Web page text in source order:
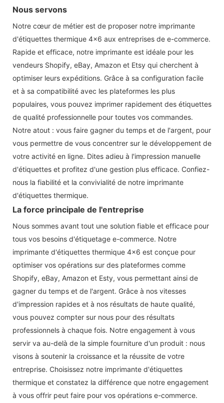
Nous servons
Notre cœur de métier est de proposer notre imprimante
d'étiquettes thermique 4x6 aux entreprises de e-commerce.
Rapide et efficace, notre imprimante est idéale pour les
vendeurs Shopify, eBay, Amazon et Etsy qui cherchent à
optimiser leurs expéditions. Grâce à sa configuration facile
et à sa compatibilité avec les plateformes les plus
populaires, vous pouvez imprimer rapidement des étiquettes
de qualité professionnelle pour toutes vos commandes.
Notre atout : vous faire gagner du temps et de l'argent, pour
vous permettre de vous concentrer sur le développement de
votre activité en ligne. Dites adieu à l'impression manuelle
d'étiquettes et profitez d'une gestion plus efficace. Confiez-
nous la fiabilité et la convivialité de notre imprimante
d'étiquettes thermique.
La force principale de l'entreprise
Nous sommes avant tout une solution fiable et efficace pour
tous vos besoins d'étiquetage e-commerce. Notre
imprimante d'étiquettes thermique 4x6 est conçue pour
optimiser vos opérations sur des plateformes comme
Shopify, eBay, Amazon et Esty, vous permettant ainsi de
gagner du temps et de l'argent. Grâce à nos vitesses
d'impression rapides et à nos résultats de haute qualité,
vous pouvez compter sur nous pour des résultats
professionnels à chaque fois. Notre engagement à vous
servir va au-delà de la simple fourniture d'un produit : nous
visons à soutenir la croissance et la réussite de votre
entreprise. Choisissez notre imprimante d'étiquettes
thermique et constatez la différence que notre engagement
à vous offrir peut faire pour vos opérations e-commerce.